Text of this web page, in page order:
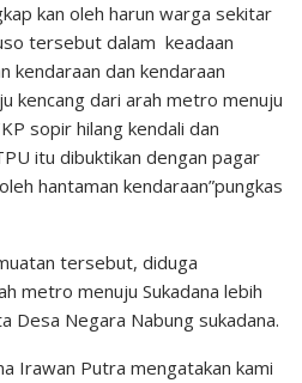
kan oleh harun warga sekitar
tersebut dalam keadaan
kendaraan dan kendaraan
kencang dari arah metro menuju
sopir hilang kendali dan
itu dibuktikan dengan pagar
hantaman kendaraan”pungkas
tersebut, diduga
metro menuju Sukadana lebih
Desa Negara Nabung sukadana.
Irawan Putra mengatakan kami